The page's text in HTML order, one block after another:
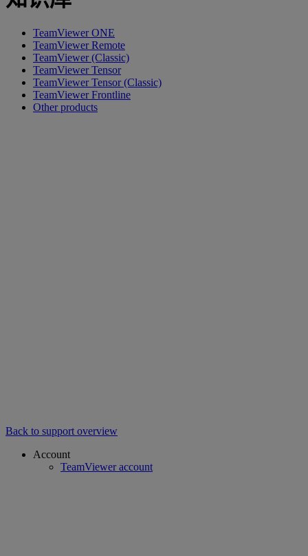
TeamViewer ONE
TeamViewer Remote
TeamViewer (Classic)
TeamViewer Tensor
TeamViewer Tensor (Classic)
TeamViewer Frontline
Other products
Back to support overview
Account
TeamViewer account